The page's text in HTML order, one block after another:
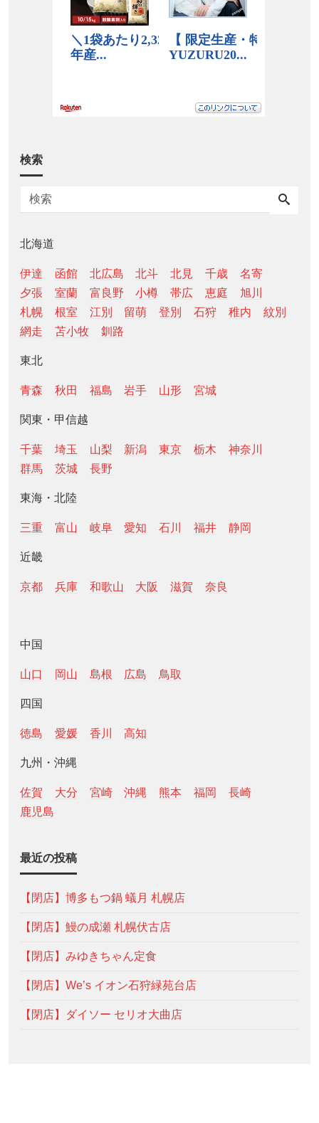
検索
北海道
伊達 函館 北広島 北斗 北見 千歳
名寄
夕張
室蘭 富良野 小樽 帯広 恵庭
旭川
札幌
根室 江別 留萌 登別 石狩 稚内
紋別
網走
苫小牧 釧路
東北
青森 秋田 福島 岩手 山形 宮城
関東・甲信越
千葉 埼玉 山梨 新潟 東京 栃木
神奈川
群馬
茨城 長野
東海・北陸
三重 富山 岐阜 愛知 石川 福井 静岡
近畿
京都 兵庫 和歌山 大阪 滋賀 奈良
中国
山口 岡山 島根 広島 鳥取
四国
徳島 愛媛 香川 高知
九州・沖縄
佐賀 大分 宮崎 沖縄 熊本 福岡
長崎
鹿児島
最近の投稿
【閉店】博多もつ鍋 蟻月 札幌店
【閉店】鰻の成瀬 札幌伏古店
【閉店】みゆきちゃん定食
【閉店】We’s イオン石狩緑苑台店
【閉店】ダイソー セリオ大曲店